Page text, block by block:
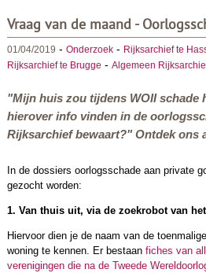
Vraag van de maand -
01/04/2019 - Onderzoek- Rijksarchief te
Rijksarchief te Brugge - Algemeen
"Mijn huis zou tijdens WOII schade
hierover info vinden in de
Rijksarchief bewaart?" Ontdek ons
In de dossiers oorlogsschade aan private
gezocht worden:
1. Van thuis uit, via de zoekrobot van
Hiervoor dien je de naam van de
woning te kennen. Er bestaan fiches van
verenigingen die na de Tweede